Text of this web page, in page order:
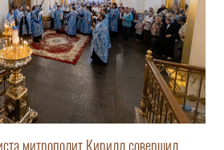
митрополит Кирилл совершил